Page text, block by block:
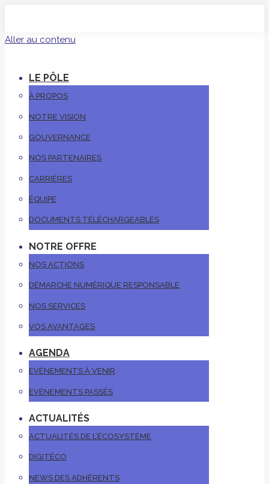
Aller au contenu
LE PÔLE
À PROPOS
NOTRE VISION
GOUVERNANCE
NOS PARTENAIRES
CARRIÈRES
ÉQUIPE
DOCUMENTS TÉLÉCHARGEABLES
NOTRE OFFRE
NOS ACTIONS
DÉMARCHE NUMÉRIQUE RESPONSABLE
NOS SERVICES
VOS AVANTAGES
AGENDA
EVÉNEMENTS À VENIR
EVÉNEMENTS PASSÉS
ACTUALITÉS
ACTUALITÉS DE L’ÉCOSYSTÈME
DIGITÉCO
NEWS DES ADHÉRENTS